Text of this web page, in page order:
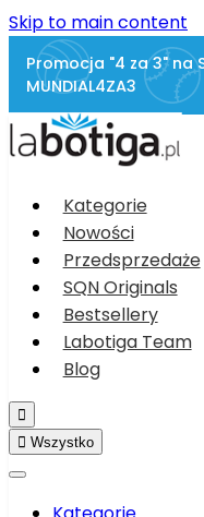
Skip to main content
Promocja "4 za 3" na
MUNDIAL4ZA3
Kategorie
Nowości
Przedsprzedaże
SQN Originals
Bestsellery
Labotiga Team
Blog

 Wszystko